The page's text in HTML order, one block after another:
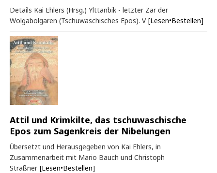
Details Kai Ehlers (Hrsg.) Ylttanbik - letzter Zar der
Wolgabolgaren (Tschuwaschisches Epos). V [Lesen•Bestellen]
Attil und Krimkilte, das tschuwaschische
Epos zum Sagenkreis der Nibelungen
Übersetzt und Herausgegeben von Kai Ehlers, in
Zusammenarbeit mit Mario Bauch und Christoph
Sträßner [Lesen•Bestellen]